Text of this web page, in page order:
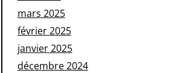
mars 2025
février 2025
janvier 2025
décembre 2024